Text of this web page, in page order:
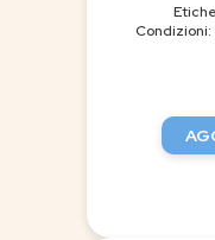
Condizioni: